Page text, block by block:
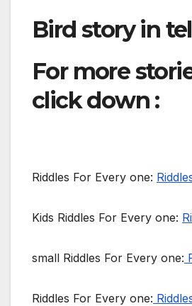
Bird story in
For more
click down :
Riddles For Every one:
Kids Riddles For Every one:
small Riddles For Every one:
Riddles For Every one: